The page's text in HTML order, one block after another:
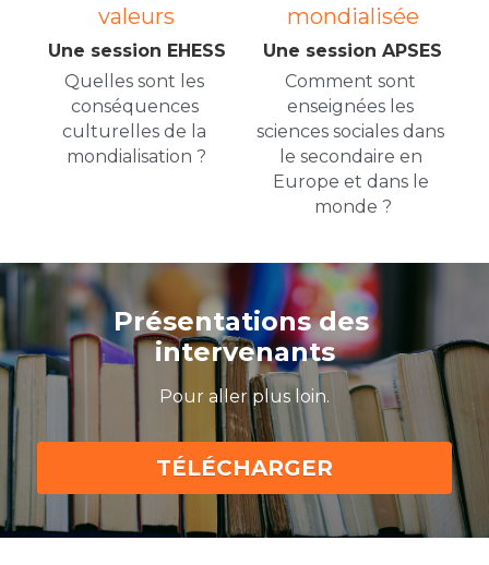
valeurs
Une session EHESS
Quelles sont les
conséquences
culturelles de la
mondialisation ?
mondialisée
Une session APSES
Comment sont
enseignées les
sciences sociales dans
le secondaire en
Europe et dans le
monde ?
Présentations des
intervenants
Pour aller plus loin.
TÉLÉCHARGER